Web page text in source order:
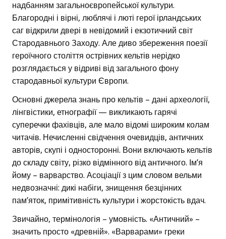
надбанням загальноєвропейської культури.
Благородні і вірні, люблячі і люті герої ірландських
саг відкрили двері в невідомий і екзотичний світ
Стародавнього Заходу. Але диво збереження поезії
героїчного століття острівних кельтів нерідко
розглядається у відриві від загального фону
стародавньої культури Європи.
Основні джерела знань про кельтів – дані археології,
лінгвістики, етнографії — викликають гарячі
суперечки фахівців, але мало відомі широким колам
читачів. Нечисленні свідчення очевидців, античних
авторів, скупі і односторонні. Вони включають кельтів
до складу світу, різко відмінного від античного. Ім’я
йому – варварство. Асоціації з цим словом вельми
недвозначні: дикі набіги, знищення безцінних
пам’яток, примітивність культури і жорстокість вдач.
Звичайно, термінологія – умовність. «Античний» –
значить просто «древній». «Варварами» греки